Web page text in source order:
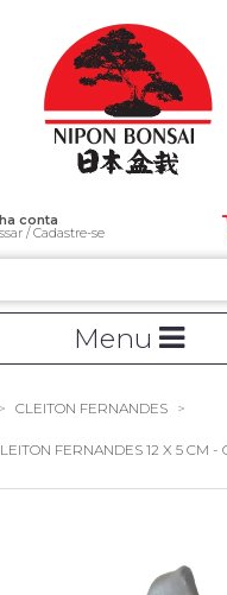
conta
/Cadastre-se
Menu
CLEITON FERNANDES
FERNANDES 12 X 5 CM -